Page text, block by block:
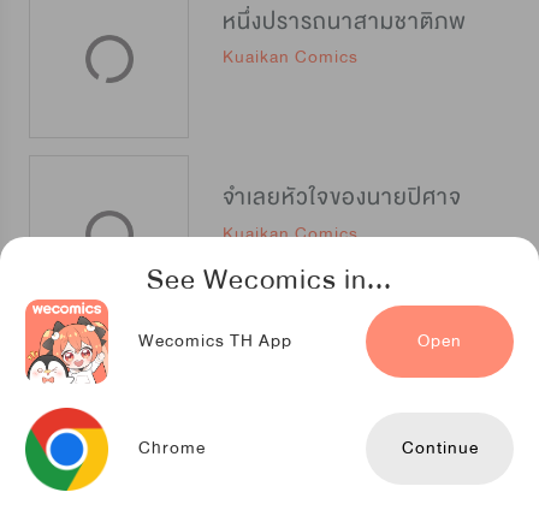
See Wecomics in...
Wecomics TH App Open
Chrome Continue
หนึ่งปรารถนาสามชาติภพ
Kuaikan Comics
จำเลยหัวใจของนายปิศาจ
Kuaikan Comics
จอมโจรผู้เลื่องชื่อ